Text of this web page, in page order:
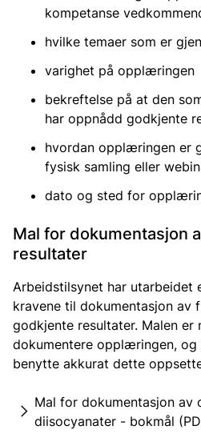
kompetanse
hvilke temaer som er
varighet på opplæringen
bekreftelse på at den
har oppnådd godkjente
hvordan opplæringen er
fysisk samling eller
dato og sted for
Mal for dokumentasjon
resultater
Arbeidstilsynet har utarbeidet
kravene til dokumentasjon
godkjente resultater. Malen er
dokumentere opplæringen, og
benytte akkurat dette
Mal for dokumentasjon
diisocyanater - bokmål